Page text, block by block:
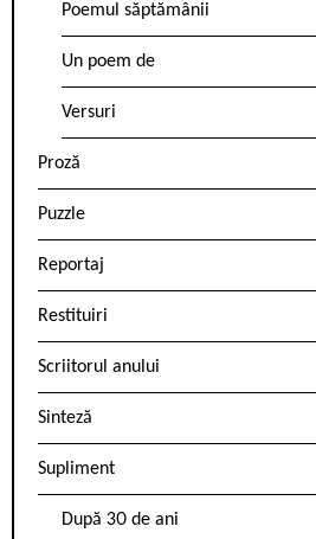
Poemul săptămânii
Un poem de
Versuri
Proză
Puzzle
Reportaj
Restituiri
Scriitorul anului
Sinteză
Supliment
După 30 de ani